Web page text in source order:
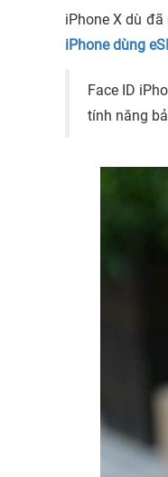
iPhone X dù
iPhone dùng
Face ID
tính năng